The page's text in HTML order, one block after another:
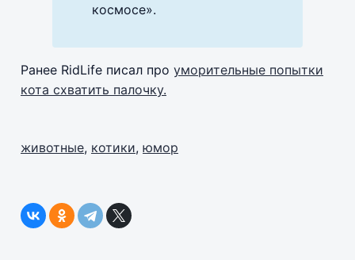
космосе».
Ранее RidLife писал про уморительные попытки
кота схватить палочку.
животные, котики, юмор